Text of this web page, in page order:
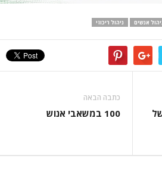
אנשים ניהול ריכוזי
כתבה הבאה
100 במשאבי אנוש